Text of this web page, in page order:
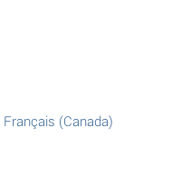
Français (Canada)